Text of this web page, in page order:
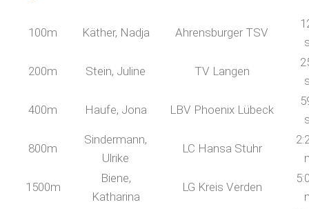
100m Käther, Nadja Ahrensburger TSV
200m Stein, Juline TV Langen
400m Haufe, Jona LBV Phoenix Lübeck
800m
Sindermann,
Ulrike
LC Hansa Stuhr
1500m
Biene,
Katharina
LG Kreis Verden